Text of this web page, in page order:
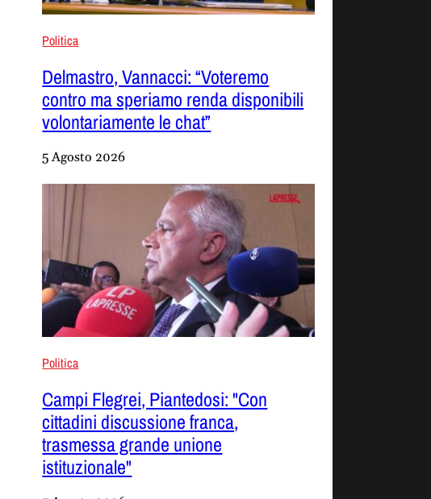
Politica
Delmastro, Vannacci: “Voteremo
contro ma speriamo renda disponibili
volontariamente le chat”
5 Agosto 2026
Politica
Campi Flegrei, Piantedosi: "Con
cittadini discussione franca,
trasmessa grande unione
istituzionale"